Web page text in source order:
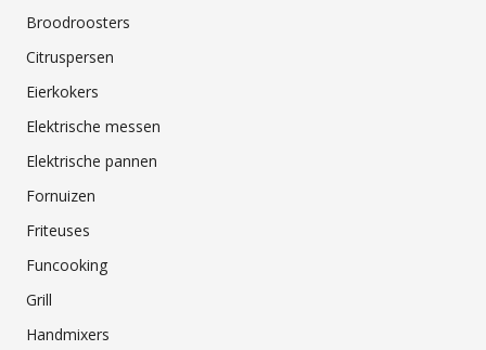
Broodroosters
Citruspersen
Eierkokers
Elektrische messen
Elektrische pannen
Fornuizen
Friteuses
Funcooking
Grill
Handmixers